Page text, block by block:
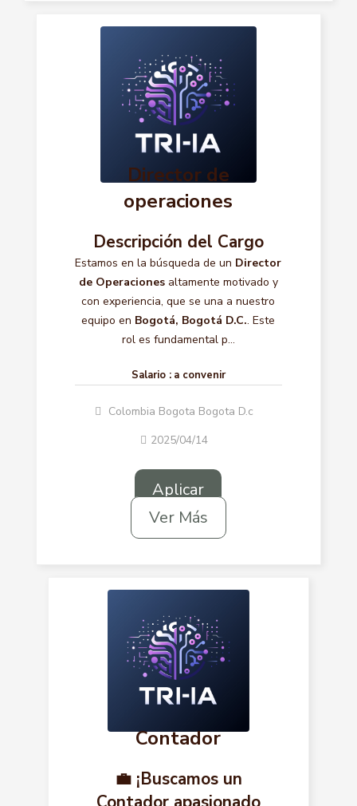
Director de
operaciones
Descripción del Cargo
Estamos en la búsqueda de un Director
de Operacionesaltamente motivado y
con experiencia, que se una a nuestro
equipo en Bogotá, Bogotá D.C.. Este
rol es fundamental p...
Salario : a convenir
Colombia Bogota Bogota D.c
2025/04/14
Aplicar
Ver Más
Contador
💼 ¡Buscamos un